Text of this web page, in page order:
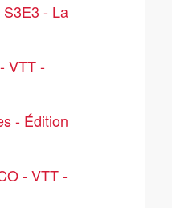
- La
VTT -
- Édition
: un
- VTT -